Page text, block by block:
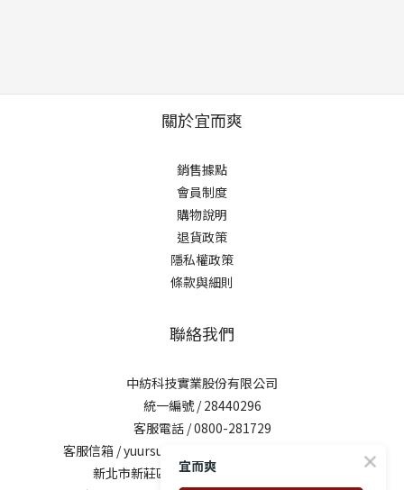
關於宜而爽
銷售據點
會員制度
購物說明
退貨政策
隱私權政策
條款與細則
聯絡我們
中紡科技實業股份有限公司
統一編號 / 28440296
客服電話 / 0800-281729
客服信箱 /yuursun@mail.chung-shing.com.tw
新北市新莊區新北大道三段7號17樓之2
宜而爽